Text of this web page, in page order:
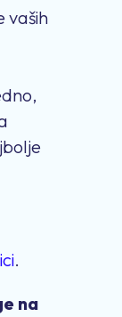
vaših
.
na